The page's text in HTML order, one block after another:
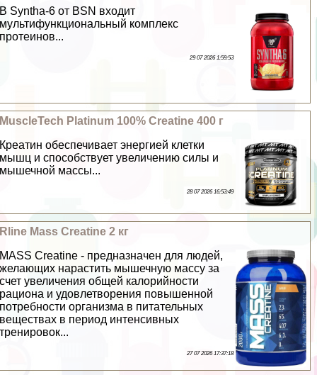
В Syntha-6 от BSN входит
мультифункциональный комплекс
протеинов...
29 07 2026 1:59:53
MuscleTech Platinum 100% Creatine 400 г
Креатин обеспечивает энергией клетки
мышц и способствует увеличению силы и
мышечной массы...
28 07 2026 16:53:49
Rline Mass Creatine 2 кг
MASS Creatine - предназначен для людей,
желающих нарастить мышечную массу за
счет увеличения общей калорийности
рациона и удовлетворения повышенной
потребности организма в питательных
веществах в период интенсивных
тренировок...
27 07 2026 17:37:18